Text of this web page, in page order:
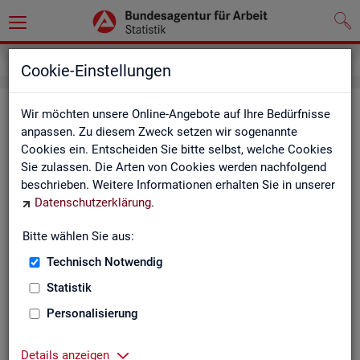
Cookie-Einstellungen
Wir möchten unsere Online-Angebote auf Ihre Bedürfnisse
anpassen. Zu diesem Zweck setzen wir sogenannte
Cookies ein. Entscheiden Sie bitte selbst, welche Cookies
Sie zulassen. Die Arten von Cookies werden nachfolgend
beschrieben. Weitere Informationen erhalten Sie in unserer
Datenschutzerklärung.
Bitte wählen Sie aus:
Technisch Notwendig
Statistik
Personalisierung
Details anzeigen
Kon­takt
Nut­zen Sie die Mög­lich­keit mit uns in Kon­takt zu tre­ten!
Sie haben Fra­gen zum An­ge­bot?
Sie be­nö­ti­gen auf Ihre Fra­ge­stel­lung zu­ge­schnit­te­ne Son­der­
Ihr Sta­tis­tik-Ser­vice hilft Ihnen wei­ter!
Zen­tra­ler Sta­tis­tik-Ser­vice